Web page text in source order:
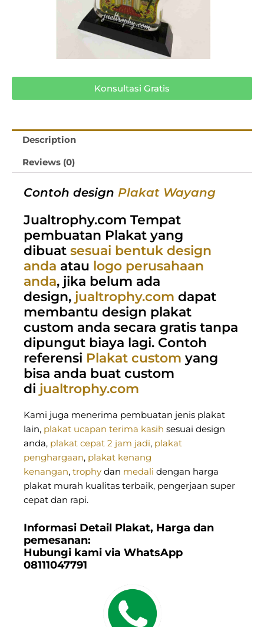
Konsultasi Gratis
Description
Reviews (0)
Contoh design Plakat Wayang
Jualtrophy.com Tempat
pembuatan Plakat yang
dibuat sesuai bentuk design
anda atau logo perusahaan
anda, jika belum ada
design, jualtrophy.com dapat
membantu design plakat
custom anda secara gratis tanpa
dipungut biaya lagi. Contoh
referensi Plakat custom yang
bisa anda buat custom
di jualtrophy.com
Kami juga menerima pembuatan jenis plakat
lain, plakat ucapan terima kasih sesuai design
anda, plakat cepat 2 jam jadi, plakat
penghargaan, plakat kenang
kenangan, trophy dan medali dengan harga
plakat murah kualitas terbaik, pengerjaan super
cepat dan rapi.
Informasi Detail Plakat, Harga dan
pemesanan:
Hubungi kami via WhatsApp
08111047791